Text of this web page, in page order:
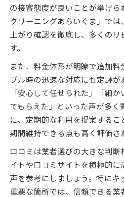
の接客態度が良いことが挙げら
クリーニングあらいぐま」で
上がり確認を徹底し、多くの
す。
また、料金体系が明瞭で追加
ブル時の迅速な対応にも定評が
「安心して任せられた」「細
てもらえた」といった声が多く
に、定期的な利用を提案する
期間維持できる点も高く評価さ
口コミは業者選びの大きな判
イトや口コミサイトを積極的
声を参考にしましょう。特に
重要な箇所では、信頼できる業